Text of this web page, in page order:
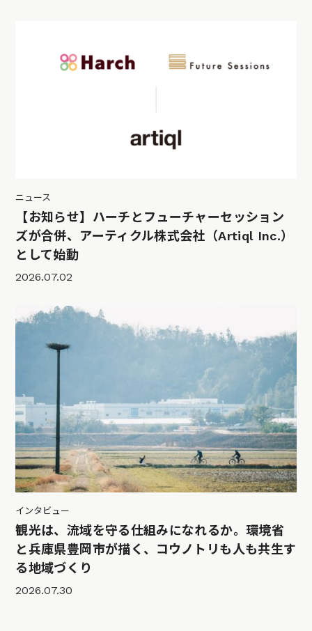
ニュース
【お知らせ】ハーチとフューチャーセッション
ズが合併、アーティクル株式会社（Artiql Inc.）
として始動
2026.07.02
インタビュー
観光は、流域を守る仕組みになれるか。環境省
と兵庫県豊岡市が描く、コウノトリも人も共生す
る地域づくり
2026.07.30